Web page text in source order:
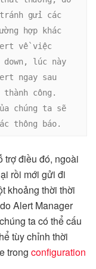
gửi các
hợp khác
về việc
lúc này
ngay sau
công.
chúng ta sẽ
thông báo.
trợ điều đó, ngoài
rồi mới gửi đi
khoảng thời thời
Alert Manager
ta có thể cấu
tùy chỉnh thời
trong configuration